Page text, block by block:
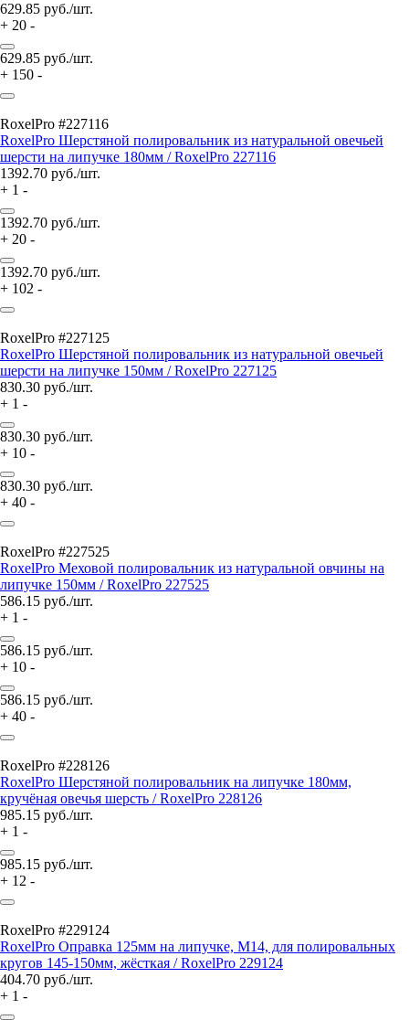
629.85 руб./шт.
+ 20 -
629.85 руб./шт.
+ 150 -
RoxelPro #227116
RoxelPro Шерстяной полировальник из натуральной овечьей
шерсти на липучке 180мм / RoxelPro 227116
1392.70 руб./шт.
+ 1 -
1392.70 руб./шт.
+ 20 -
1392.70 руб./шт.
+ 102 -
RoxelPro #227125
RoxelPro Шерстяной полировальник из натуральной овечьей
шерсти на липучке 150мм / RoxelPro 227125
830.30 руб./шт.
+ 1 -
830.30 руб./шт.
+ 10 -
830.30 руб./шт.
+ 40 -
RoxelPro #227525
RoxelPro Меховой полировальник из натуральной овчины на
липучке 150мм / RoxelPro 227525
586.15 руб./шт.
+ 1 -
586.15 руб./шт.
+ 10 -
586.15 руб./шт.
+ 40 -
RoxelPro #228126
RoxelPro Шерстяной полировальник на липучке 180мм,
кручёная овечья шерсть / RoxelPro 228126
985.15 руб./шт.
+ 1 -
985.15 руб./шт.
+ 12 -
RoxelPro #229124
RoxelPro Оправка 125мм на липучке, М14, для полировальных
кругов 145-150мм, жёсткая / RoxelPro 229124
404.70 руб./шт.
+ 1 -